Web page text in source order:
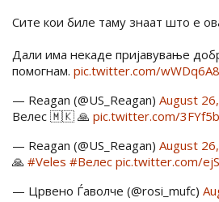
Сите кои биле таму знаат што е
Дали има некаде пријавување
помогнам. pic.twitter.com/
— Reagan (@US_Reagan) August
Велес 🇲🇰 🙏 pic.twitter.com/
— Reagan (@US_Reagan) August
🙏 #Veles #Велес pic.twitter.com/
— Црвено Ѓаволче (@rosi_mufc)